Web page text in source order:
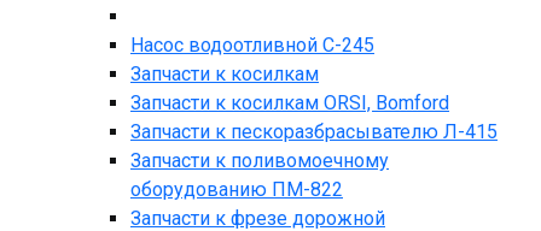
Насос водоотливной С-245
Запчасти к косилкам
Запчасти к косилкам ORSI, Bomford
Запчасти к пескоразбрасывателю Л-415
Запчасти к поливомоечному
оборудованию ПМ-822
Запчасти к фрезе дорожной